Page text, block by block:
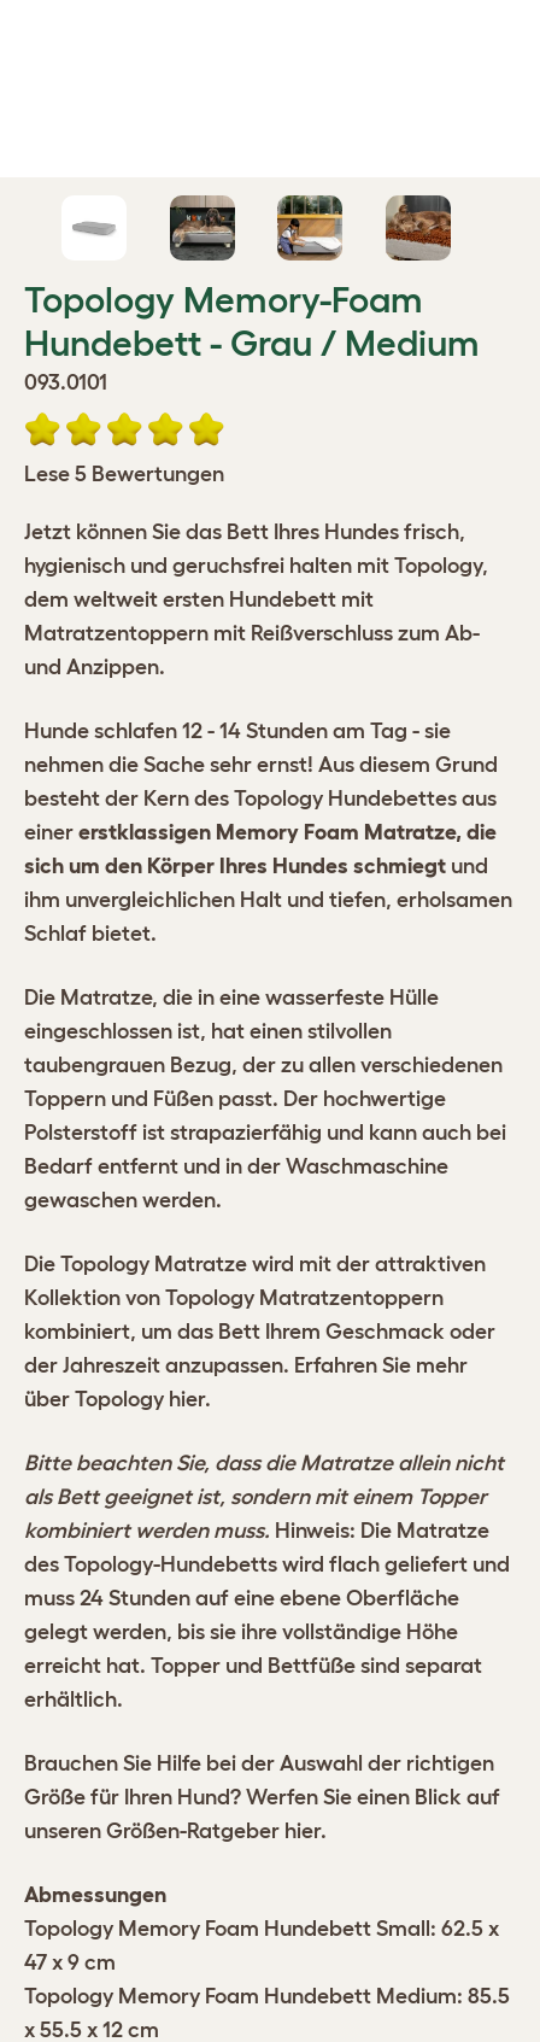
Topology Memory-Foam
Hundebett - Grau / Medium
093.0101
Lese 5 Bewertungen
Jetzt können Sie das Bett Ihres Hundes frisch,
hygienisch und geruchsfrei halten mit Topology,
dem weltweit ersten Hundebett mit
Matratzentoppern mit Reißverschluss zum Ab-
und Anzippen.
Hunde schlafen 12 - 14 Stunden am Tag - sie
nehmen die Sache sehr ernst! Aus diesem Grund
besteht der Kern des Topology Hundebettes aus
einer erstklassigen Memory Foam Matratze, die
sich um den Körper Ihres Hundes schmiegt und
ihm unvergleichlichen Halt und tiefen, erholsamen
Schlaf bietet.
Die Matratze, die in eine wasserfeste Hülle
eingeschlossen ist, hat einen stilvollen
taubengrauen Bezug, der zu allen verschiedenen
Toppern und Füßen passt. Der hochwertige
Polsterstoff ist strapazierfähig und kann auch bei
Bedarf entfernt und in der Waschmaschine
gewaschen werden.
Die Topology Matratze wird mit der attraktiven
Kollektion von Topology Matratzentoppern
kombiniert, um das Bett Ihrem Geschmack oder
der Jahreszeit anzupassen. Erfahren Sie mehr
über Topology hier.
Bitte beachten Sie, dass die Matratze allein nicht
als Bett geeignet ist, sondern mit einem Topper
kombiniert werden muss. Hinweis: Die Matratze
des Topology-Hundebetts wird flach geliefert und
muss 24 Stunden auf eine ebene Oberfläche
gelegt werden, bis sie ihre vollständige Höhe
erreicht hat. Topper und Bettfüße sind separat
erhältlich.
Brauchen Sie Hilfe bei der Auswahl der richtigen
Größe für Ihren Hund? Werfen Sie einen Blick auf
unseren Größen-Ratgeber hier.
Abmessungen
Topology Memory Foam Hundebett Small: 62.5 x
47 x 9 cm
Topology Memory Foam Hundebett Medium: 85.5
x 55.5 x 12 cm